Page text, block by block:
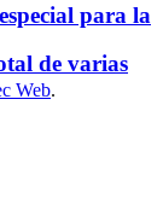
para la
de varias
Web.